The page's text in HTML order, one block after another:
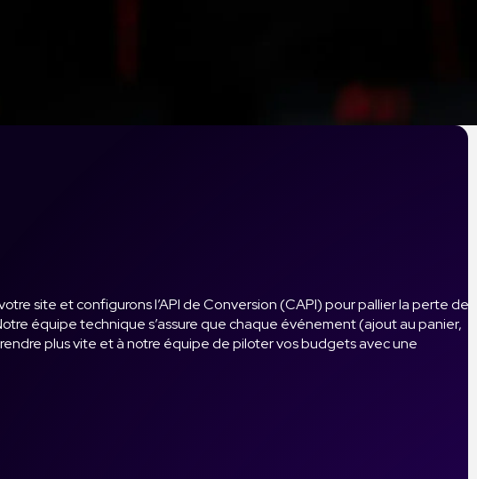
site et configurons l’API de Conversion (CAPI) pour pallier la perte de
équipe technique s’assure que chaque événement (ajout au panier,
plus vite et à notre équipe de piloter vos budgets avec une